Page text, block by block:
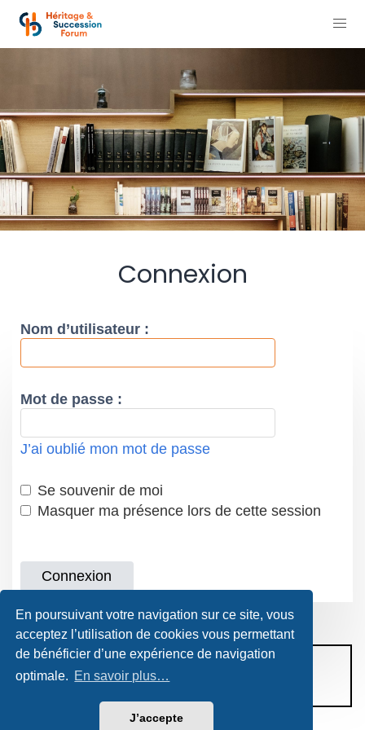
En poursuivant votre navigation sur ce site, vous
acceptez l’utilisation de cookies vous permettant
de bénéficier d’une expérience de navigation
optimale. En savoir plus…
J’accepte
Connexion
Nom d’utilisateur :
Mot de passe :
J’ai oublié mon mot de passe
Se souvenir de moi
Masquer ma présence lors de cette session
CONDITIONS D’UTILISATION
POLITIQUE DE VIE PRIVÉE